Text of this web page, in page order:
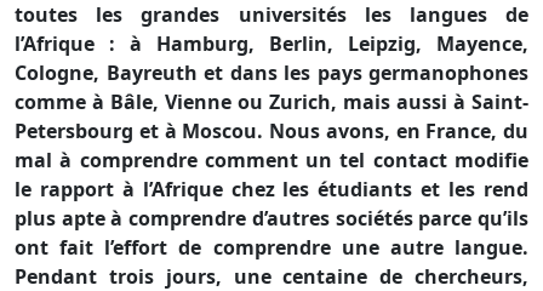
toutes les grandes universités les langues de
l’Afrique : à Hamburg, Berlin, Leipzig, Mayence,
Cologne, Bayreuth et dans les pays germanophones
comme à Bâle, Vienne ou Zurich, mais aussi à Saint-
Petersbourg et à Moscou. Nous avons, en France, du
mal à comprendre comment un tel contact modifie
le rapport à l’Afrique chez les étudiants et les rend
plus apte à comprendre d’autres sociétés parce qu’ils
ont fait l’effort de comprendre une autre langue.
Pendant trois jours, une centaine de chercheurs,